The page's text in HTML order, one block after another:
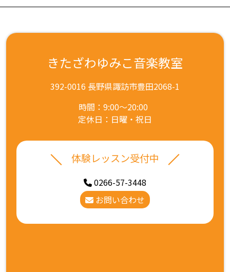
きたざわゆみこ音楽教室
392-0016 長野県諏訪市豊田2068-1
時間：9:00～20:00
定休日：日曜・祝日
体験レッスン受付中
0266-57-3448
お問い合わせ